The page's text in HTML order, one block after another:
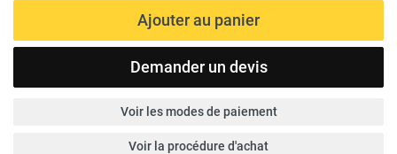
Ajouter au panier
Demander un devis
Voir les modes de paiement
Voir la procédure d'achat